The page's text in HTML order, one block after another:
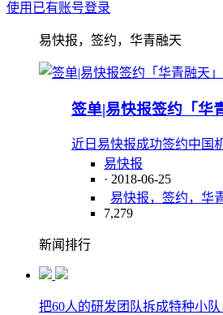
使用已有账号登录
易快报，签约，华青融天
签单|易快报签约「华
近日易快报成功签约中国
易快报
· 2018-06-25
易快报，签约，华
7,279
新闻排行
把60人的研发团队拆成特种小队